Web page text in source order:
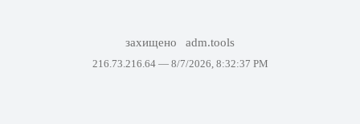
захищено adm.tools
216.73.216.64 — 8/7/2026, 8:32:37 PM